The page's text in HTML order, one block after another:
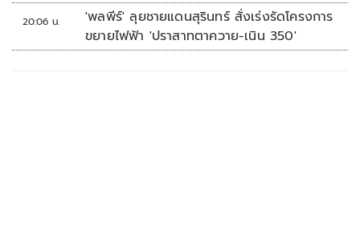
20:06 น.
'พลพีร์' ลุยชายแดนสุรินทร์ สั่งเร่งรัดโครงการ
ขยายไฟฟ้า 'ปราสาทตาควาย-เนิน 350'